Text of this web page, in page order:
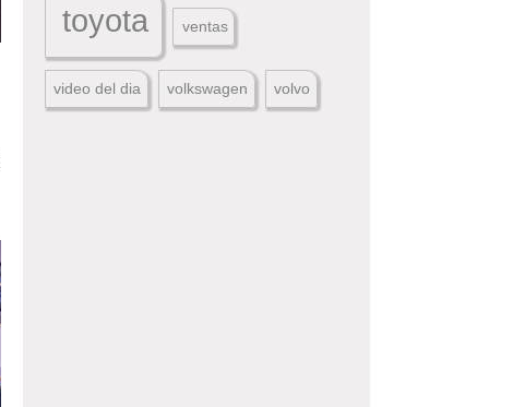
toyota ventas
video del dia volkswagen volvo